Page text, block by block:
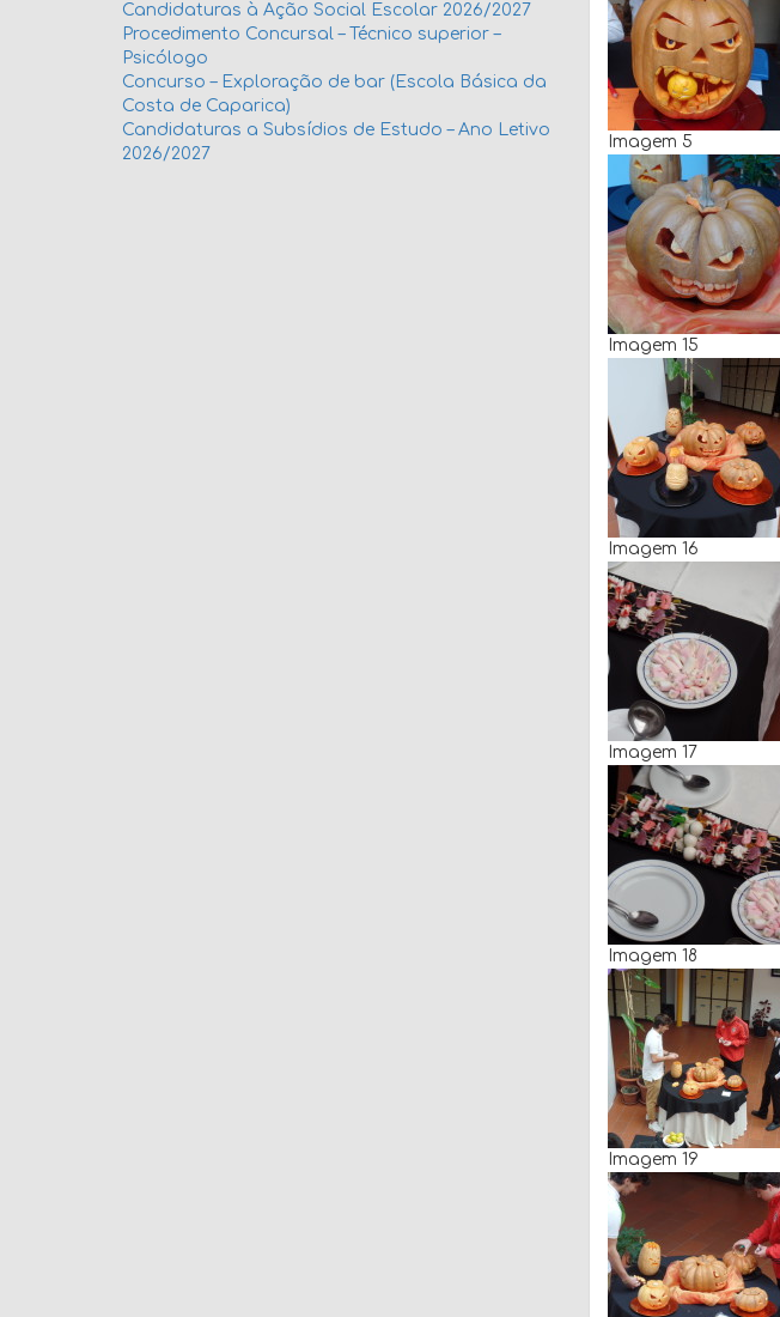
Imagem 5
Imagem 15
Imagem 16
Imagem 17
Imagem 18
Imagem 19
Candidaturas à Ação Social Escolar 2026/2027
Procedimento Concursal – Técnico superior –
Psicólogo
Concurso – Exploração de bar (Escola Básica da
Costa de Caparica)
Candidaturas a Subsídios de Estudo – Ano Letivo
2026/2027